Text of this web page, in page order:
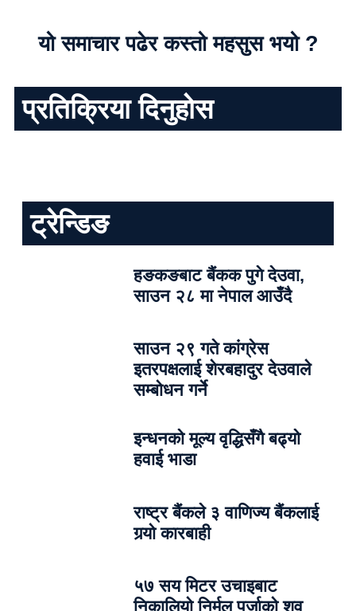
यो समाचार पढेर कस्तो महसुस भयो ?
प्रतिक्रिया दिनुहोस
ट्रेन्डिङ
हङकङबाट बैंकक पुगे देउवा,
साउन २८ मा नेपाल आउँदै
साउन २९ गते कांग्रेस
इतरपक्षलाई शेरबहादुर देउवाले
सम्बोधन गर्ने
इन्धनको मूल्य वृद्धिसँगै बढ्यो
हवाई भाडा
राष्ट्र बैंकले ३ वाणिज्य बैंकलाई
गर्‍यो कारबाही
५७ सय मिटर उचाइबाट
निकालियो निर्मल पुर्जाको शव